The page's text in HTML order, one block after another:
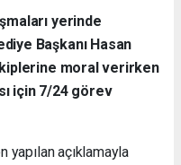
yerinde
Başkanı Hasan
moral verirken
için 7/24 görev
yapılan açıklamayla